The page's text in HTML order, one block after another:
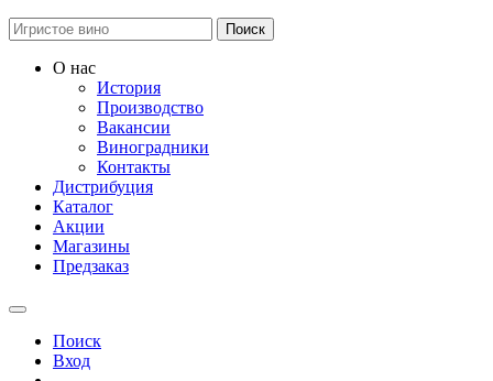
Поиск
О нас
История
Производство
Вакансии
Виноградники
Контакты
Дистрибуция
Каталог
Акции
Магазины
Предзаказ
Поиск
Вход